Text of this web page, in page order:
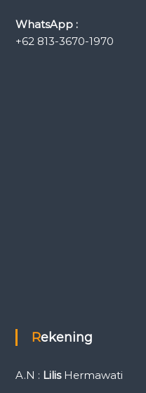
WhatsApp :
+62 813-3670-1970
Rekening
A.N : Lilis Hermawati